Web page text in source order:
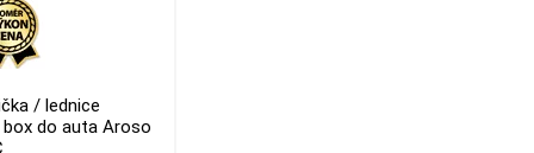
/ lednice
do auta Aroso